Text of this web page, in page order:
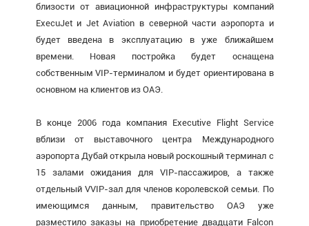
близости от авиационной инфраструктуры компаний
ExecuJet и Jet Aviation в северной части аэропорта и
будет введена в эксплуатацию в уже ближайшем
времени. Новая постройка будет оснащена
собственным VIP-терминалом и будет ориентирована в
основном на клиентов из ОАЭ.
В конце 2006 года компания Executive Flight Service
вблизи от выставочного центра Международного
аэропорта Дубай открыла новый роскошный терминал с
15 залами ожидания для VIP-пассажиров, а также
отдельный VVIP-зал для членов королевской семьи. По
имеющимся данным, правительство ОАЭ уже
разместило заказы на приобретение двадцати Falcon